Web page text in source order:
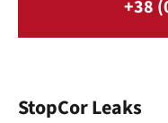
+38
StopCor Leaks